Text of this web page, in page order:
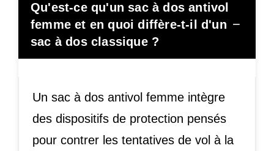
Qu'est-ce qu'un sac à dos antivol
femme et en quoi diffère-t-il d'un
sac à dos classique ?
−
Un sac à dos antivol femme intègre
des dispositifs de protection pensés
pour contrer les tentatives de vol à la